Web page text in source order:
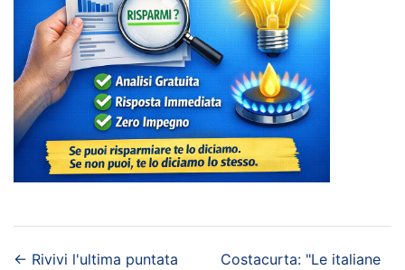
← Rivivi l'ultima puntata
Costacurta: "Le italiane